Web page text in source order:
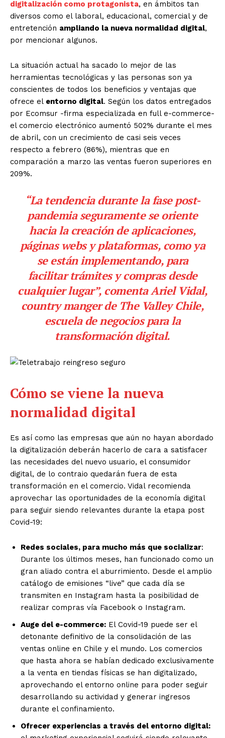
digitalización como protagonista, en ámbitos tan
diversos como el laboral, educacional, comercial y de
entretención ampliando la nueva normalidad digital,
por mencionar algunos.
La situación actual ha sacado lo mejor de las
herramientas tecnológicas y las personas son ya
conscientes de todos los beneficios y ventajas que
ofrece el entorno digital. Según los datos entregados
por Ecomsur -firma especializada en full e-commerce-
el comercio electrónico aumentó 502% durante el mes
de abril, con un crecimiento de casi seis veces
respecto a febrero (86%), mientras que en
comparación a marzo las ventas fueron superiores en
209%.
“La tendencia durante la fase post-
pandemia seguramente se oriente
hacia la creación de aplicaciones,
páginas webs y plataformas, como ya
se están implementando, para
facilitar trámites y compras desde
cualquier lugar”, comenta Ariel Vidal,
country manger de The Valley Chile,
escuela de negocios para la
transformación digital.
Cómo se viene la nueva
normalidad digital
Es así como las empresas que aún no hayan abordado
la digitalización deberán hacerlo de cara a satisfacer
las necesidades del nuevo usuario, el consumidor
digital, de lo contraio quedarán fuera de esta
transformación en el comercio. Vidal recomienda
aprovechar las oportunidades de la economía digital
para seguir siendo relevantes durante la etapa post
Covid-19:
Redes sociales, para mucho más que socializar:
Durante los últimos meses, han funcionado como un
gran aliado contra el aburrimiento. Desde el amplio
catálogo de emisiones “live” que cada día se
transmiten en Instagram hasta la posibilidad de
realizar compras vía Facebook o Instagram.
Auge del e-commerce: El Covid-19 puede ser el
detonante definitivo de la consolidación de las
ventas online en Chile y el mundo. Los comercios
que hasta ahora se habían dedicado exclusivamente
a la venta en tiendas físicas se han digitalizado,
aprovechando el entorno online para poder seguir
desarrollando su actividad y generar ingresos
durante el confinamiento.
Ofrecer experiencias a través del entorno digital: